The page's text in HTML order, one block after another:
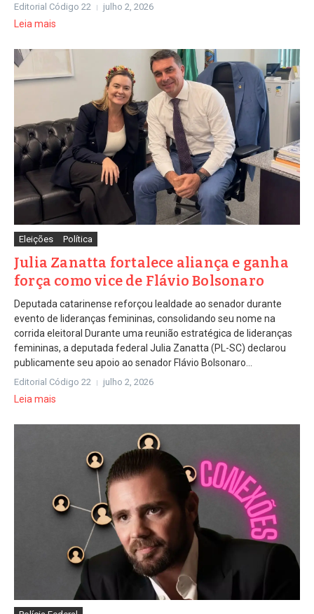
Editorial Código 22 julho 2, 2026
Leia mais
Eleições Política
Julia Zanatta fortalece aliança e ganha
força como vice de Flávio Bolsonaro
Deputada catarinense reforçou lealdade ao senador durante
evento de lideranças femininas, consolidando seu nome na
corrida eleitoral Durante uma reunião estratégica de lideranças
femininas, a deputada federal Julia Zanatta (PL-SC) declarou
publicamente seu apoio ao senador Flávio Bolsonaro...
Editorial Código 22 julho 2, 2026
Leia mais